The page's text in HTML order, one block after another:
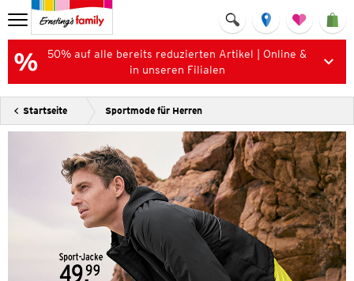
50% auf alle bereits reduzierten Artikel | Online &
in unseren Filialen
Startseite Sportmode für Herren